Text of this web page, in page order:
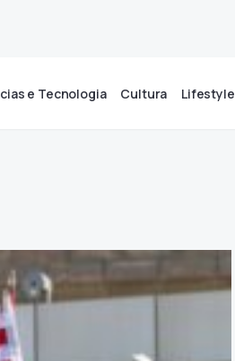
e Tecnologia Cultura Lifestyle